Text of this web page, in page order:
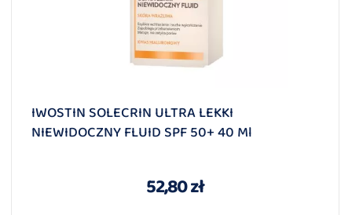
IWOSTIN SOLECRIN ULTRA LEKKI
NIEWIDOCZNY FLUID SPF 50+ 40 Ml
52,80 zł